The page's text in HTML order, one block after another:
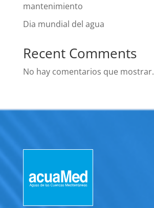
mantenimiento
Dia mundial del agua
Recent Comments
No hay comentarios que mostrar.